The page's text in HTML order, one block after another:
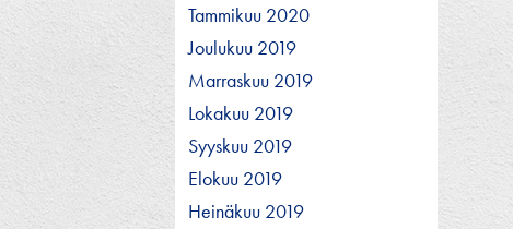
Tammikuu 2020
Joulukuu 2019
Marraskuu 2019
Lokakuu 2019
Syyskuu 2019
Elokuu 2019
Heinäkuu 2019